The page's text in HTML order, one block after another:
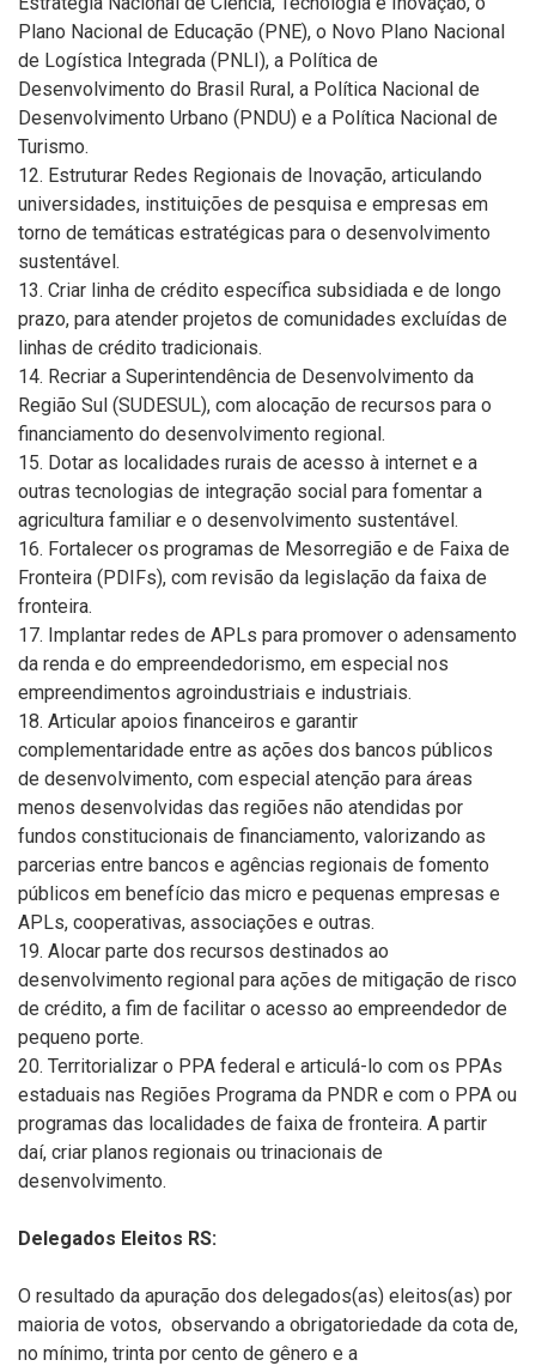
Plano Nacional de Educação (PNE), o Novo Plano Nacional
de Logística Integrada (PNLI), a Política de
Desenvolvimento do Brasil Rural, a Política Nacional de
Desenvolvimento Urbano (PNDU) e a Política Nacional de
Turismo.
12. Estruturar Redes Regionais de Inovação, articulando
universidades, instituições de pesquisa e empresas em
torno de temáticas estratégicas para o desenvolvimento
sustentável.
13. Criar linha de crédito específica subsidiada e de longo
prazo, para atender projetos de comunidades excluídas de
linhas de crédito tradicionais.
14. Recriar a Superintendência de Desenvolvimento da
Região Sul (SUDESUL), com alocação de recursos para o
financiamento do desenvolvimento regional.
15. Dotar as localidades rurais de acesso à internet e a
outras tecnologias de integração social para fomentar a
agricultura familiar e o desenvolvimento sustentável.
16. Fortalecer os programas de Mesorregião e de Faixa de
Fronteira (PDIFs), com revisão da legislação da faixa de
fronteira.
17. Implantar redes de APLs para promover o adensamento
da renda e do empreendedorismo, em especial nos
empreendimentos agroindustriais e industriais.
18. Articular apoios financeiros e garantir
complementaridade entre as ações dos bancos públicos
de desenvolvimento, com especial atenção para áreas
menos desenvolvidas das regiões não atendidas por
fundos constitucionais de financiamento, valorizando as
parcerias entre bancos e agências regionais de fomento
públicos em benefício das micro e pequenas empresas e
APLs, cooperativas, associações e outras.
19. Alocar parte dos recursos destinados ao
desenvolvimento regional para ações de mitigação de risco
de crédito, a fim de facilitar o acesso ao empreendedor de
pequeno porte.
20. Territorializar o PPA federal e articulá-lo com os PPAs
estaduais nas Regiões Programa da PNDR e com o PPA ou
programas das localidades de faixa de fronteira. A partir
daí, criar planos regionais ou trinacionais de
desenvolvimento.
Delegados Eleitos RS:
O resultado da apuração dos delegados(as) eleitos(as) por
maioria de votos, observando a obrigatoriedade da cota de,
no mínimo, trinta por cento de gênero e a